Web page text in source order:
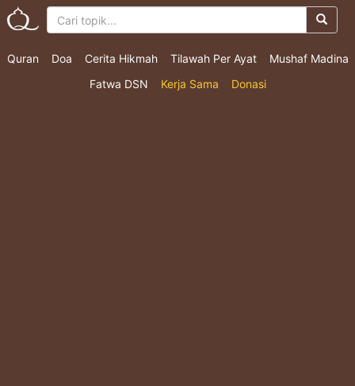
Quran Doa Cerita Hikmah Tilawah Per Ayat
Mushaf Madina
Fatwa DSN
Kerja Sama Donasi